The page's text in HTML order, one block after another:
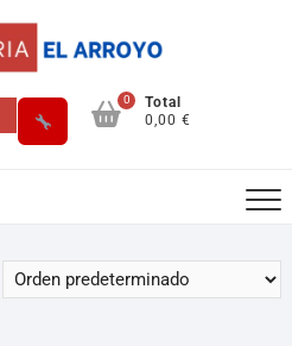
0
Total
0,00 €